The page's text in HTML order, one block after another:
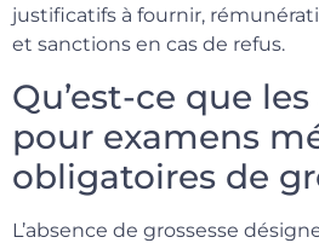
justificatifs à fournir,
et sanctions en cas de refus.
Qu’est-ce que
pour examens
obligatoires de
L’absence de grossesse